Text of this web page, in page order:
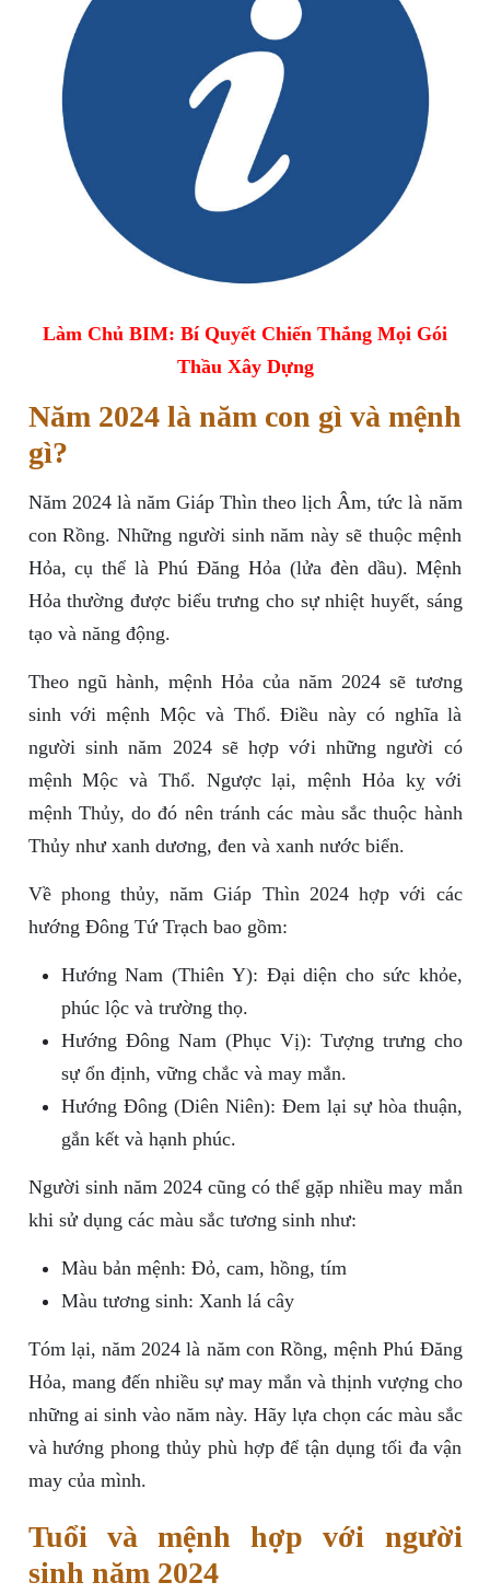
Làm Chủ BIM: Bí Quyết Chiến Thắng Mọi Gói
Thầu Xây Dựng
Năm 2024 là năm con gì và mệnh
gì?
Năm 2024 là năm Giáp Thìn theo lịch Âm, tức là năm
con Rồng. Những người sinh năm này sẽ thuộc mệnh
Hỏa, cụ thể là Phú Đăng Hỏa (lửa đèn dầu). Mệnh
Hỏa thường được biểu trưng cho sự nhiệt huyết, sáng
tạo và năng động.
Theo ngũ hành, mệnh Hỏa của năm 2024 sẽ tương
sinh với mệnh Mộc và Thổ. Điều này có nghĩa là
người sinh năm 2024 sẽ hợp với những người có
mệnh Mộc và Thổ. Ngược lại, mệnh Hỏa kỵ với
mệnh Thủy, do đó nên tránh các màu sắc thuộc hành
Thủy như xanh dương, đen và xanh nước biển.
Về phong thủy, năm Giáp Thìn 2024 hợp với các
hướng Đông Tứ Trạch bao gồm:
Hướng Nam (Thiên Y): Đại diện cho sức khỏe,
phúc lộc và trường thọ.
Hướng Đông Nam (Phục Vị): Tượng trưng cho
sự ổn định, vững chắc và may mắn.
Hướng Đông (Diên Niên): Đem lại sự hòa thuận,
gắn kết và hạnh phúc.
Người sinh năm 2024 cũng có thể gặp nhiều may mắn
khi sử dụng các màu sắc tương sinh như:
Màu bản mệnh: Đỏ, cam, hồng, tím
Màu tương sinh: Xanh lá cây
Tóm lại, năm 2024 là năm con Rồng, mệnh Phú Đăng
Hỏa, mang đến nhiều sự may mắn và thịnh vượng cho
những ai sinh vào năm này. Hãy lựa chọn các màu sắc
và hướng phong thủy phù hợp để tận dụng tối đa vận
may của mình.
Tuổi và mệnh hợp với người
sinh năm 2024